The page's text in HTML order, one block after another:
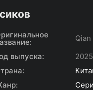
выпуска:
2025